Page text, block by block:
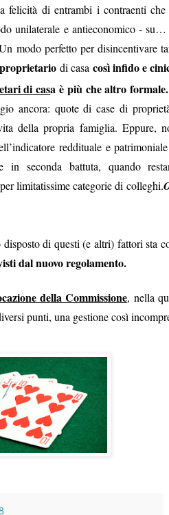
felicità di entrambi i contraenti
unilaterale e antieconomico -
modo perfetto per disincentivare
proprietario di casa così infido e
di casa è più che altro formale.
ancora: quote di case di
della propria famiglia. Eppure,
reddituale e
in seconda battuta, quando
limitatissime categorie di colleghi.
di questi (e altri) fattori sta
dal nuovo regolamento.
della Commissione, nella
punti, una gestione così